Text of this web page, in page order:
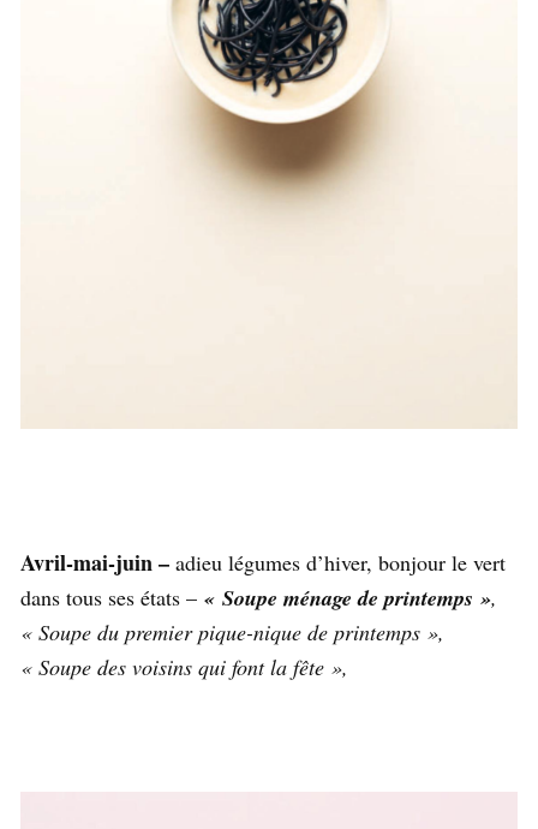
Avril-mai-juin – adieu légumes d’hiver, bonjour le vert
dans tous ses états – « Soupe ménage de printemps »,
« Soupe du premier pique-nique de printemps »,
« Soupe des voisins qui font la fête »,